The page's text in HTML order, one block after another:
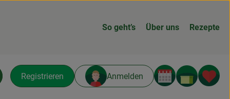
So geht’s Über uns Rezepte
Registrieren Anmelden